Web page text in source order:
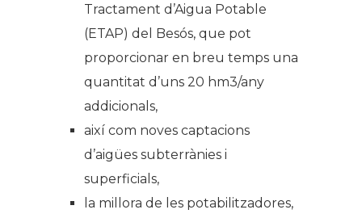
Tractament d’Aigua Potable
(ETAP) del Besós, que pot
proporcionar en breu temps una
quantitat d’uns 20 hm3/any
addicionals,
així com noves captacions
d’aigües subterrànies i
superficials,
la millora de les potabilitzadores,